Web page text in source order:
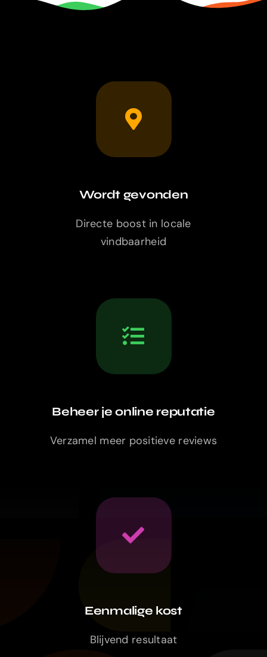
Wordt gevonden
Directe boost in locale
vindbaarheid
Beheer je online reputatie
Verzamel meer positieve reviews
Eenmalige kost
Blijvend resultaat